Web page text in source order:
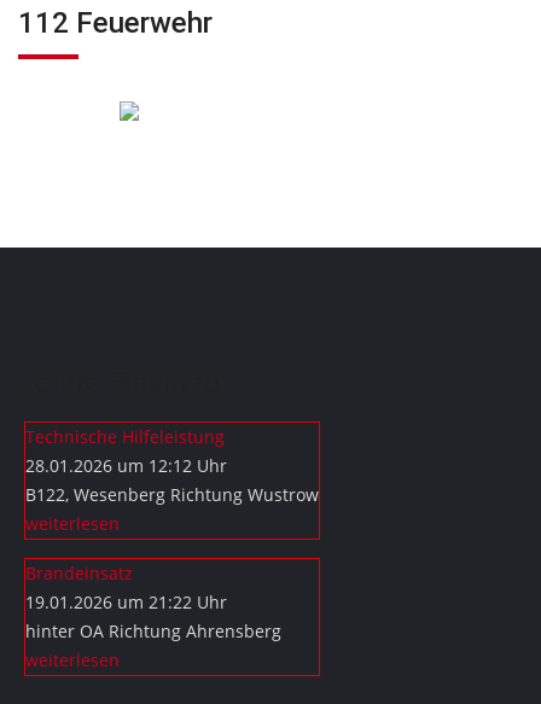
112 Feuerwehr
Technische Hilfeleistung
28.01.2026 um 12:12 Uhr
B122, Wesenberg Richtung Wustrow
weiterlesen
Brandeinsatz
19.01.2026 um 21:22 Uhr
hinter OA Richtung Ahrensberg
weiterlesen